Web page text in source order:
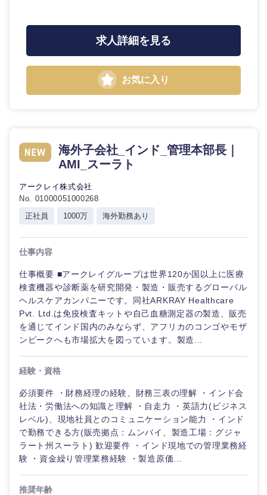
京都府
奈良県 和歌山県
求人詳細を見る
お気に入り
海外子会社_インド_管理本部長｜
AMI_スーラト
アークレイ株式会社
No. 01000051000268
正社員
1000万 海外勤務あり
仕事内容
仕事概要 ■アークレイグループは世界120か国以上に医療
検査機器や診断薬を研究開発・製造・販売するグローバル
ヘルスケアカンパニーです。同社ARKRAY Healthcare
Pvt. Ltd.は免疫検査キットや自己血糖測定器の製造、販売
を通じてインド国内のみならず、アフリカのコンゴやモザ
ンビークへも市場拡大を図っています。製造...
経験・資格
必須要件 ・財務経理の経験、財務三表の理解 ・インド会
社法・労働法への知識と理解 ・自走力 ・英語力(ビジネス
レベル)、現地社員とのコミュニケーション能力 ・インド
で勤務できる方(販売拠点：ムンバイ、製造工場：グジャ
ラート州スーラト) 歓迎要件 ・インド現地での管理業務経
験 ・資金繰り管理業務経験 ・製造原価...
推奨年齢